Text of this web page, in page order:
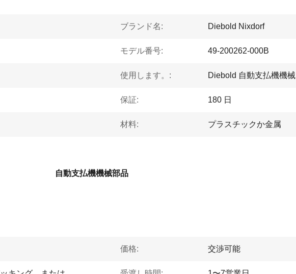
ブランド名: Diebold Nixdorf
モデル番号: 49-200262-000B
使用します。: Diebold 自動支払機機械
保証: 180 日
材料: プラスチックか金属
自動支払機機械部品
価格: 交渉可能